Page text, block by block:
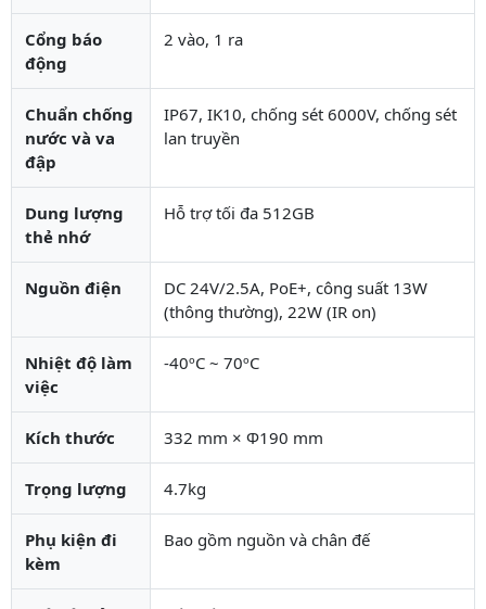
Cổng báo
động
2 vào, 1 ra
Chuẩn chống
nước và va
đập
IP67, IK10, chống sét 6000V, chống sét
lan truyền
Dung lượng
thẻ nhớ
Hỗ trợ tối đa 512GB
Nguồn điện
DC 24V/2.5A, PoE+, công suất 13W
(thông thường), 22W (IR on)
Nhiệt độ làm
việc
-40ºC ~ 70ºC
Kích thước 332 mm × Φ190 mm
Trọng lượng 4.7kg
Phụ kiện đi
kèm
Bao gồm nguồn và chân đế